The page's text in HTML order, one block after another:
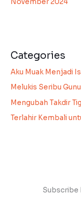
Categories
Aku Muak Menjadi
Melukis Seribu
Mengubah Takdir
Terlahir Kembali
Subscribe